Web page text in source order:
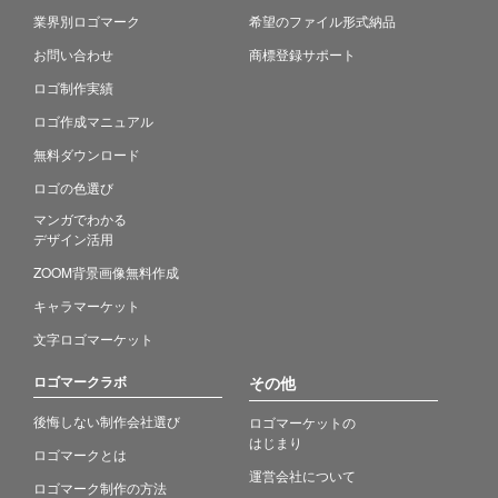
業界別ロゴマーク
お問い合わせ
ロゴ制作実績
ロゴ作成マニュアル
無料ダウンロード
ロゴの色選び
マンガでわかる
デザイン活用
ZOOM背景画像無料作成
キャラマーケット
文字ロゴマーケット
希望のファイル形式納品
商標登録サポート
ロゴマークラボ
後悔しない制作会社選び
ロゴマークとは
ロゴマーク制作の方法
その他
ロゴマーケットの
はじまり
運営会社について